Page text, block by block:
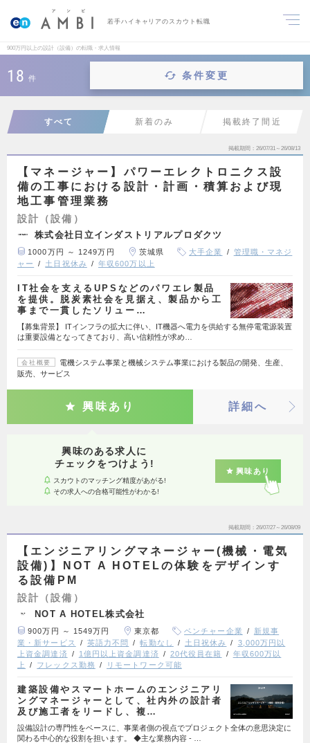
若手ハイキャリアのスカウト転職
900万円以上の設計（設備）の転職・求人情報
18 件 条件変更
すべて 新着のみ 掲載終了間近
掲載期間 26/07/31～26/08/13
【マネージャー】パワーエレクトロニクス設
備の工事における設計・計画・積算および現
地工事管理業務
設計（設備）
株式会社日立インダストリアルプロダクツ
1000万円 ～ 1249万円 茨城県 大手企業
管理職・マネジ
ャー
土日祝休み 年収600万以上
IT社会を支えるUPSなどのパワエレ製品
を提供。脱炭素社会を見据え、製品から工
事まで一貫したソリュー…
【募集背景】 ITインフラの拡大に伴い、IT機器へ電力を供給する無停電電源装置
は重要設備となってきており、高い信頼性が求め…
会社概要
電機システム事業と機械システム事業における製品の開発、生産、
販売、サービス
興味あり 詳細へ
興味のある求人に
チェックをつけよう!
スカウトのマッチング精度があがる!
その求人への合格可能性がわかる!
興味あり
掲載期間 26/07/27～26/08/09
【エンジニアリングマネージャー(機械・電気
設備)】NOT A HOTELの体験をデザインす
る設備PM
設計（設備）
NOT A HOTEL株式会社
900万円 ～ 1549万円 東京都 ベンチャー企業
新規事
業・新サービス
英語力不問 転勤なし 土日祝休み
3,000万円以
上資金調達済
1億円以上資金調達済 20代役員在籍
年収600万以
上
フレックス勤務 リモートワーク可能
建築設備やスマートホームのエンジニアリ
ングマネージャーとして、社内外の設計者
及び施工者をリードし、複…
設備設計の専門性をベースに、事業者側の視点でプロジェクト全体の意思決定に
関わる中心的な役割を担います。 ◆主な業務内容 - …